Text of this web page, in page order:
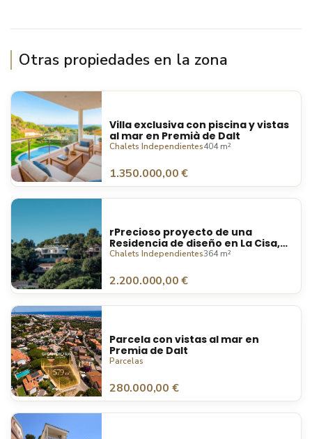
Otras propiedades en la zona
Villa exclusiva con piscina y vistas
al mar en Premià de Dalt
Chalets Independientes404 m²
1.350.000,00 €
rPrecioso proyecto de una
Residencia de diseño en La Cisa,
Premià de Dalt
Chalets Independientes364 m²
2.200.000,00 €
Parcela con vistas al mar en
Premia de Dalt
Parcelas
280.000,00 €